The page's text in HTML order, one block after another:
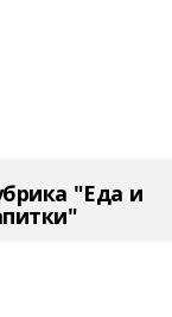
"Еда и